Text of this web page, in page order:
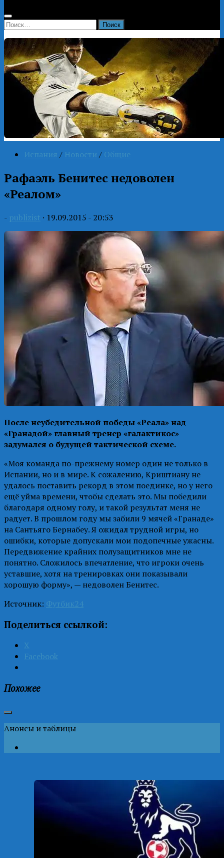
Найти:
Испания / Новости / Общие
Рафаэль Бенитес недоволен
«Реалом»
- publizist · 19.09.2015 - 20:53
После неубедительной победы «Реала» над
«Гранадой» главный тренер «галактикос»
задумался о будущей тактической схеме.
«Моя команда по-прежнему номер один не только в
Испании, но и в мире. К сожалению, Криштиану не
удалось поставить рекорд в этом поединке, но у него
ещё уйма времени, чтобы сделать это. Мы победили
благодаря одному голу, и такой результат меня не
радует. В прошлом году мы забили 9 мячей «Гранаде»
на Сантьяго Бернабеу. Я ожидал трудной игры, но
ошибки, которые допускали мои подопечные ужасны.
Передвижение крайних полузащитников мне не
понятно. Сложилось впечатление, что игроки очень
уставшие, хотя на тренировках они показывали
хорошую форму», — недоволен Бенитес.
Источник: Футбик24
Поделиться ссылкой:
X
Facebook
Похожее
Анонсы и таблицы